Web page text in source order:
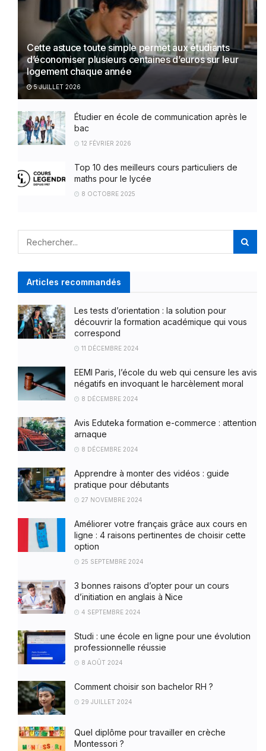
Cette astuce toute simple permet aux étudiants
d’économiser plusieurs centaines d’euros sur leur
logement chaque année
5 JUILLET 2026
Étudier en école de communication après le
bac
12 FÉVRIER 2026
Top 10 des meilleurs cours particuliers de
maths pour le lycée
8 OCTOBRE 2025
Articles recommandés
Les tests d’orientation : la solution pour
découvrir la formation académique qui vous
correspond
11 DÉCEMBRE 2024
EEMI Paris, l’école du web qui censure les avis
négatifs en invoquant le harcèlement moral
8 DÉCEMBRE 2024
Avis Eduteka formation e-commerce : attention
arnaque
8 DÉCEMBRE 2024
Apprendre à monter des vidéos : guide
pratique pour débutants
27 NOVEMBRE 2024
Améliorer votre français grâce aux cours en
ligne : 4 raisons pertinentes de choisir cette
option
25 SEPTEMBRE 2024
3 bonnes raisons d’opter pour un cours
d’initiation en anglais à Nice
4 SEPTEMBRE 2024
Studi : une école en ligne pour une évolution
professionnelle réussie
8 AOÛT 2024
Comment choisir son bachelor RH ?
29 JUILLET 2024
Quel diplôme pour travailler en crèche
Montessori ?